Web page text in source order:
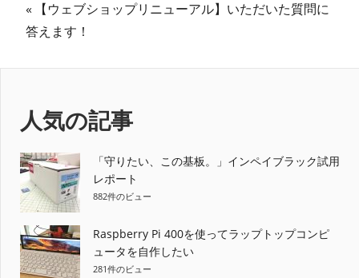
投
稿
ナ
ビ
ゲ
ー
シ
ョ
ン
前
の
【ウェブショップリニューアル】いただいた質問に
答えます！
人気の記事
「守りたい、この基板。」インペイブラック試用
レポート
882件のビュー
Raspberry Pi 400を使ってラップトップコンピ
ュータを自作したい
281件のビュー